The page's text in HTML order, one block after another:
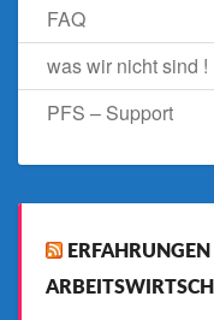
FAQ
was wir nicht sind !
PFS – Support